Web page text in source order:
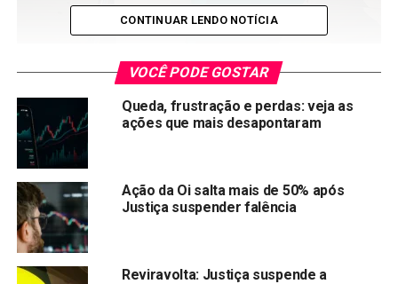
SEDE DA OPERADORA DE TELEFONIA OI NO RIO DE
JANEIRO (FOTO: DIVULGAÇÃO)
A
Daniel Dantas. Ainda com o antigo nome, a
Telemar resolveu, ser sócia deFábio Luiz da
Na Época, Lula com alto índice de popularidade usou sua
CONTINUAR LENDO NOTÍCIA
VOCÊ PODE GOSTAR
Queda, frustração e perdas: veja as
ações que mais desapontaram
Ação da Oi salta mais de 50% após
Justiça suspender falência
Reviravolta: Justiça suspende a